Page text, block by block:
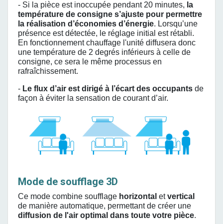
- Si la pièce est inoccupée pendant 20 minutes, la
température de consigne s’ajuste pour permettre
la réalisation d’économies d’énergie. Lorsqu’une
présence est détectée, le réglage initial est rétabli.
En fonctionnement chauffage l'unité diffusera donc
une température de 2 degrés inférieurs à celle de
consigne, ce sera le même processus en
rafraîchissement.
- Le flux d’air est dirigé à l’écart des occupants de
façon à éviter la sensation de courant d’air.
Mode de soufflage 3D
Ce mode combine soufflage horizontal etvertical
de manière automatique, permettant de créer une
diffusion de l'air optimal dans toute votre pièce.